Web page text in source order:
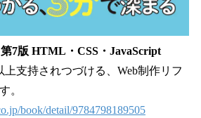
7版 HTML・CSS・JavaScript
上支持されつづける、Web制作リフ
。
book/detail/9784798189505